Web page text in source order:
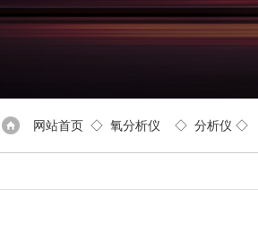
网站首页 ◇ 氧分析仪 ◇ 分析仪 ◇